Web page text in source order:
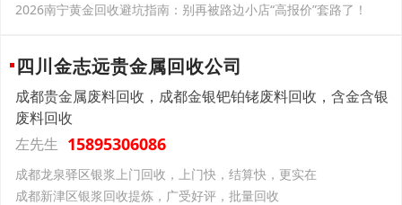
2026南宁黄金回收避坑指南：别再被路边小店“高报价”套路了！
四川金志远贵金属回收公司
成都贵金属废料回收，成都金银钯铂铑废料回收，含金含银
废料回收
左先生 15895306086
成都龙泉驿区银浆上门回收，上门快，结算快，更实在
成都新津区银浆回收提炼，广受好评，批量回收